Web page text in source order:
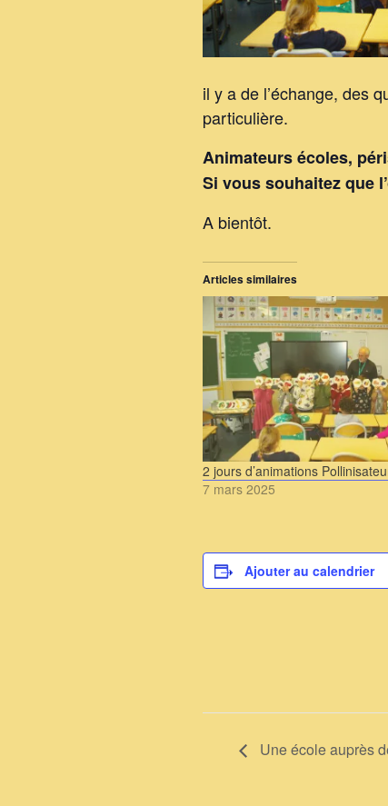
il y a de l’échange, des
particulière.
Animateurs écoles,
Si vous souhaitez que
A bientôt.
Articles similaires
2 jours d’animations
7 mars 2025
Ajouter au calendrier
Une école auprès